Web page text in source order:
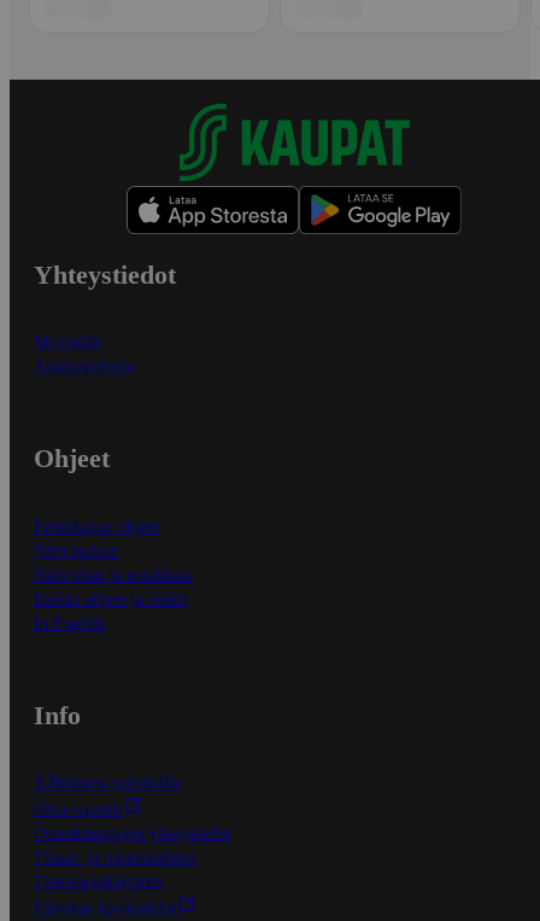
Yhteystiedot
Myymälät
Asiakaspalvelu
Ohjeet
Ensitilaajan ohjeet
Näin maksat
Näin tilaat ja muokkaat
Kaikki ohjeet ja vinkit
In English
Info
S-Business yrityksille
Oiva-raportit
Osuuskauppojen yhteystiedot
Tilaus- ja toimitusehdot
Tietosuojakäytäntö
Palvelun käyttöehdot